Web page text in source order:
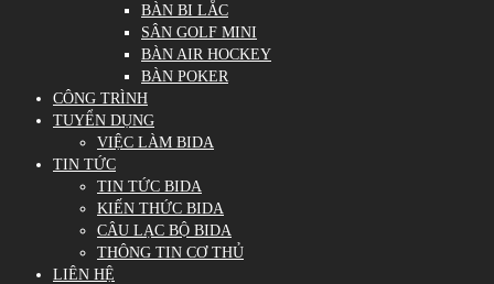
BÀN BI LẮC
SÂN GOLF MINI
BÀN AIR HOCKEY
BÀN POKER
CÔNG TRÌNH
TUYỂN DỤNG
VIỆC LÀM BIDA
TIN TỨC
TIN TỨC BIDA
KIẾN THỨC BIDA
CÂU LẠC BỘ BIDA
THÔNG TIN CƠ THỦ
LIÊN HỆ